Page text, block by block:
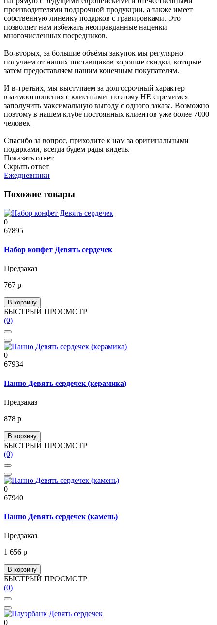
производителями подарочной продукции, а также имеет
собственную линейку подарков с гравировками. Это
позволяет нам избежать неоправданные наценки
многочисленных посредников.
Во-вторых, за большие объёмы закупок мы регулярно
получаем от наших поставщиков хорошие скидки, которые
затем предоставляем нашим конечным покупателям.
И в-третьих, мы выступаем за долгосрочный характер
взаимоотношения с клиентами, поэтому НЕ стремимся
заполучить максимальную выгоду с одного заказа. Возможно
поэтому в нашем клубе постоянных клиентов уже более 7000
человек.
Спасибо за вопрос, приходите к нам за оригинальными
подарками, всегда будем рады видеть.
Показать ответ
Скрыть ответ
Ежедневники
Похожие товары
0
67895
Набор конфет Девять сердечек
Предзаказ
767 р
В корзину
БЫСТРЫЙ ПРОСМОТР
(0)
0
67934
Панно Девять сердечек (керамика)
Предзаказ
878 р
В корзину
БЫСТРЫЙ ПРОСМОТР
(0)
0
67940
Панно Девять сердечек (камень)
Предзаказ
1 656 р
В корзину
БЫСТРЫЙ ПРОСМОТР
(0)
0